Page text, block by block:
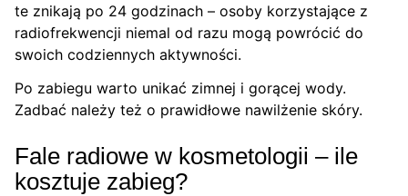
te znikają po 24 godzinach – osoby korzystające z
radiofrekwencji niemal od razu mogą powrócić do
swoich codziennych aktywności.
Po zabiegu warto unikać zimnej i gorącej wody.
Zadbać należy też o prawidłowe nawilżenie skóry.
Fale radiowe w kosmetologii – ile
kosztuje zabieg?